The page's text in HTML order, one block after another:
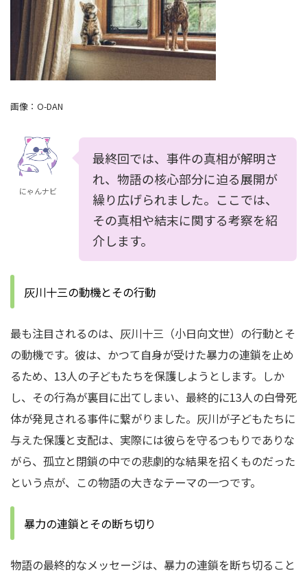
画像： O-DAN
にゃんナビ
最終回では、事件の真相が解明さ
れ、物語の核心部分に迫る展開が
繰り広げられました。ここでは、
その真相や結末に関する考察を紹
介します。
灰川十三の動機とその行動
最も注目されるのは、灰川十三（小日向文世）の行動とそ
の動機です。彼は、かつて自身が受けた暴力の連鎖を止め
るため、13人の子どもたちを保護しようとします。しか
し、その行為が裏目に出てしまい、最終的に13人の白骨死
体が発見される事件に繋がりました。灰川が子どもたちに
与えた保護と支配は、実際には彼らを守るつもりでありな
がら、孤立と閉鎖の中での悲劇的な結果を招くものだった
という点が、この物語の大きなテーマの一つです。
暴力の連鎖とその断ち切り
物語の最終的なメッセージは、暴力の連鎖を断ち切ること